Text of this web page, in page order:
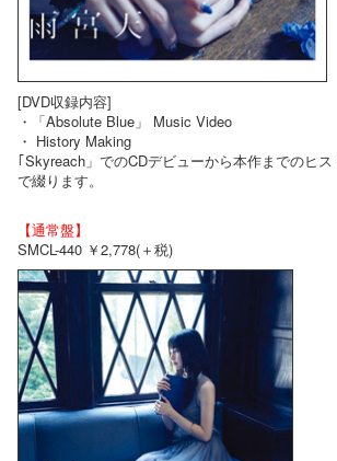
[DVD収録内容]
・「Absolute Blue」 Music Video
・ History Making
｢Skyreach」でのCDデビューから本作までのヒ
で綴ります。
【通常盤】
SMCL-440 ￥2,778(＋税)